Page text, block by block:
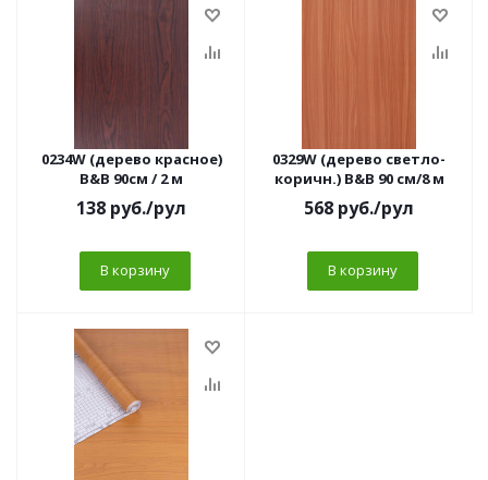
0234W (дерево красное)
B&B 90см / 2 м
138 руб./рул
В корзину
0329W (дерево светло-
коричн.) B&B 90 см/8 м
568 руб./рул
В корзину